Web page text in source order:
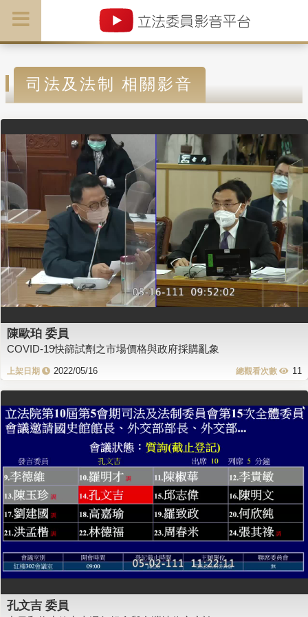
司法及法制 相關影音
陳歐珀 委員
COVID-19快篩試劑之市場價格與政府採購亂象
2022/05/16 11
孔文吉 委員